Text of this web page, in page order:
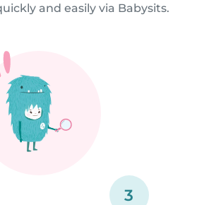
and easily via Babysits.
3